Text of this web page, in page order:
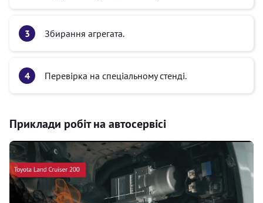
Збирання агрегата.
Перевірка на спеціальному стенді.
Приклади робіт на автосервісі